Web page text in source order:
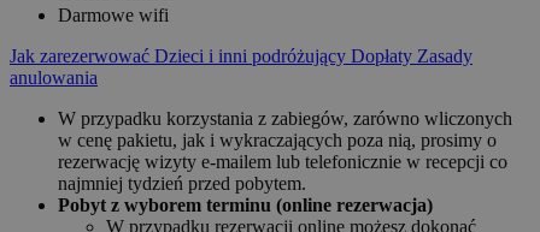
Darmowe wifi
Jak zarezerwować Dzieci i inni podróżujący Dopłaty Zasady
anulowania
W przypadku korzystania z zabiegów, zarówno wliczonych
w cenę pakietu, jak i wykraczających poza nią, prosimy o
rezerwację wizyty e-mailem lub telefonicznie w recepcji co
najmniej tydzień przed pobytem.
Pobyt z wyborem terminu (online rezerwacja)
W przypadku rezerwacji online możesz dokonać